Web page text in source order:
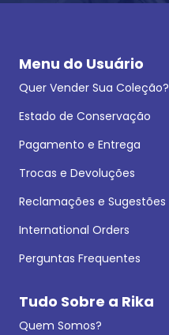
Menu do Usuário
Quer Vender Sua Coleção?
Estado de Conservação
Pagamento e Entrega
Trocas e Devoluções
Reclamações e Sugestões
International Orders
Perguntas Frequentes
Tudo Sobre a Rika
Quem Somos?